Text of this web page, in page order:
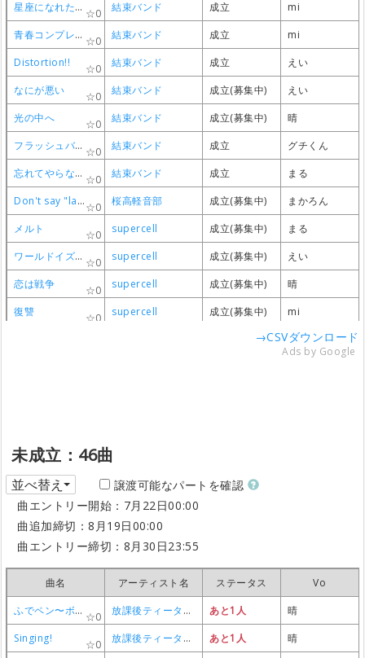
星座になれたら 0 結束バンド 成立
mi
青春コンプレックス
0 結束バンド 成立
mi
Distortion!!
0 結束バンド 成立
えい
なにが悪い
0 結束バンド 成立(募集中)
えい
光の中へ
0 結束バンド 成立(募集中)
晴
フラッシュバッカー
0 結束バンド 成立
グチくん
忘れてやらない
0 結束バンド 成立
まる
Don't say "lazy"
0 桜高軽音部 成立(募集中)
まかろん
メルト
0 supercell 成立(募集中)
まる
ワールドイズマイン
0 supercell 成立(募集中)
えい
恋は戦争
0 supercell 成立(募集中)
晴
復讐
0 supercell 成立(募集中)
mi
成立(募集中)
まる
ray
0
ココロ (feat.鏡音リン)
0 トラボルタ 成立(募集中)
夜咄ディセイブ
0 じん
強風オールバック
0 ゆこぴ
0
0 みきとP 成立
グチくん
メランコリック
0 Junky feat.鏡音リン 成立(募集中)
まかろん
小夜子
0 みきとP 成立(募集中)
mi
星座になれたら 0 結束バンド 成立
mi
青春コンプレックス
0 結束バンド 成立
mi
Distortion!!
0 結束バンド 成立
えい
なにが悪い
0 結束バンド 成立(募集中)
えい
光の中へ
0 結束バンド 成立(募集中)
晴
フラッシュバッカー
0 結束バンド 成立
グチくん
忘れてやらない
0 結束バンド 成立
まる
Don't say "lazy"
0 桜高軽音部 成立(募集中)
まかろん
メルト
0 supercell 成立(募集中)
まる
ワールドイズマイン
0 supercell 成立(募集中)
えい
恋は戦争
0 supercell 成立(募集中)
晴
復讐
0 supercell 成立(募集中)
mi
成立(募集中)
まる
ray
0
ココロ (feat.鏡音リン)
0 トラボルタ 成立(募集中)
夜咄ディセイブ
0 じん
強風オールバック
0 ゆこぴ
0
0 みきとP 成立
グチくん
メランコリック
0 Junky feat.鏡音リン 成立(募集中)
まかろん
小夜子
0 みきとP 成立(募集中)
mi
星座になれたら 0 結束バンド 成立
mi
青春コンプレックス
0 結束バンド 成立
mi
Distortion!!
0 結束バンド 成立
えい
なにが悪い
0 結束バンド 成立(募集中)
えい
光の中へ
0 結束バンド 成立(募集中)
晴
フラッシュバッカー
0 結束バンド 成立
グチくん
忘れてやらない
0 結束バンド 成立
まる
Don't say "lazy"
0 桜高軽音部 成立(募集中)
まかろん
メルト
0 supercell 成立(募集中)
まる
ワールドイズマイン
0 supercell 成立(募集中)
えい
恋は戦争
0 supercell 成立(募集中)
晴
復讐
0 supercell 成立(募集中)
mi
成立(募集中)
まる
ray
0
ココロ (feat.鏡音リン)
0 トラボルタ 成立(募集中)
夜咄ディセイブ
0 じん
強風オールバック
0 ゆこぴ
0
0 みきとP 成立
グチくん
メランコリック
0 Junky feat.鏡音リン 成立(募集中)
まかろん
小夜子
0 みきとP 成立(募集中)
mi
星座になれたら 0 結束バンド 成立
mi
青春コンプレックス
0 結束バンド 成立
mi
Distortion!!
0 結束バンド 成立
えい
なにが悪い
0 結束バンド 成立(募集中)
えい
光の中へ
0 結束バンド 成立(募集中)
晴
フラッシュバッカー
0 結束バンド 成立
グチくん
忘れてやらない
0 結束バンド 成立
まる
Don't say "lazy"
0 桜高軽音部 成立(募集中)
まかろん
メルト
0 supercell 成立(募集中)
まる
ワールドイズマイン
0 supercell 成立(募集中)
えい
恋は戦争
0 supercell 成立(募集中)
晴
復讐
0 supercell 成立(募集中)
mi
成立(募集中)
まる
ray
0
ココロ (feat.鏡音リン)
0 トラボルタ 成立(募集中)
夜咄ディセイブ
0 じん
強風オールバック
0 ゆこぴ
0
0 みきとP 成立
グチくん
メランコリック
0 Junky feat.鏡音リン 成立(募集中)
まかろん
小夜子
0 みきとP 成立(募集中)
mi
→CSVダウンロード
Ads by Google
未成立：46曲
並べ替え
譲渡可能なパートを確認
曲エントリー開始：7月22日00:00
曲追加締切：8月19日00:00
曲エントリー締切：8月30日23:55
曲名 アーティスト名 ステータス
Vo
ふでペン〜ボールペン〜
0 放課後ティータイム あと1人
晴
Singing!
0 放課後ティータイム あと1人
晴
曲名 アーティスト名 ステータス
Vo
ふでペン〜ボールペン〜
0 放課後ティータイム あと1人
晴
Singing!
0 放課後ティータイム あと1人
晴
曲名 アーティスト名 ステータス
Vo
ふでペン〜ボールペン〜
0 放課後ティータイム あと1人
晴
Singing!
0 放課後ティータイム あと1人
晴
曲名 アーティスト名 ステータス
Vo
ふでペン〜ボールペン〜
0 放課後ティータイム あと1人
晴
Singing!
0 放課後ティータイム あと1人
晴